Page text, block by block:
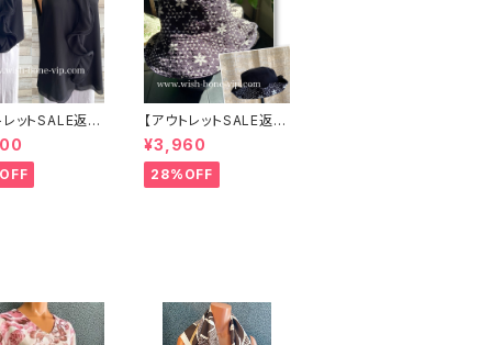
レットSALE返品
8/20まで】イ
CASADEILU
ルトップス /ブラ
【アウトレットSALE返品
交換不可8/20まで】ワ
ッフル立体フラワー＆無
地 2way リバーシブル
ハット・ワイヤー入り変
¥3,960
28%OFF